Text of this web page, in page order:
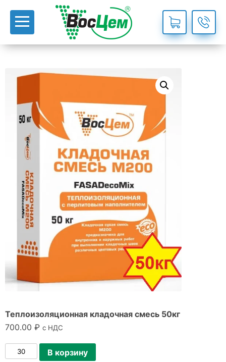
Теплоизоляционная кладочная смесь 50кг
700.00 ₽ с НДС
КоличествоВ корзину